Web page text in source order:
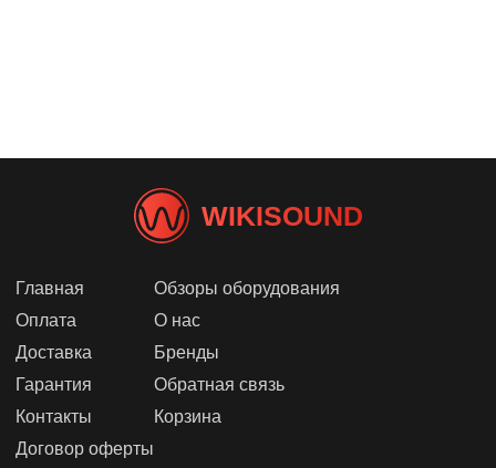
WIKISOUND
Главная
Оплата
Доставка
Гарантия
Контакты
Договор оферты
Обзоры оборудования
О нас
Бренды
Обратная связь
Корзина